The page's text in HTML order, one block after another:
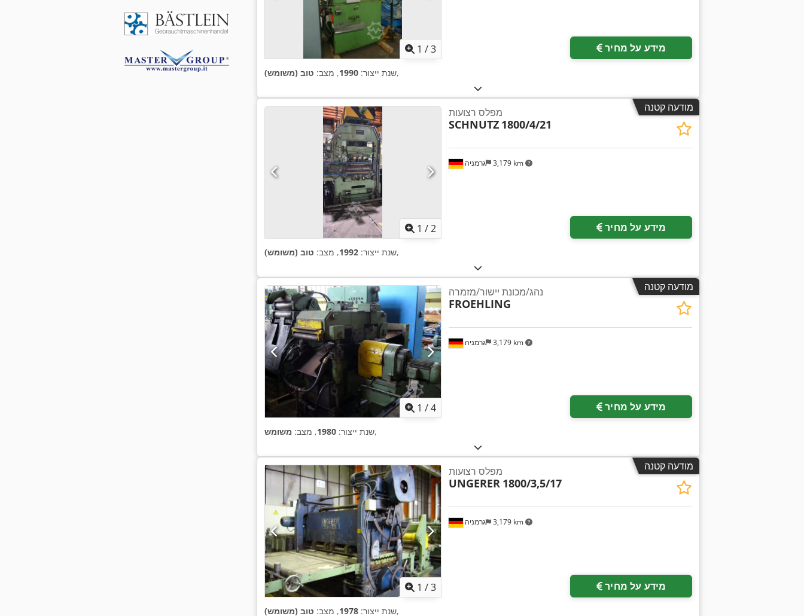
1 /3 מידע על מחיר
שנת ייצור: 1990, מצב: טוב (משומש) ,
מודעה קטנה
1 /2
גרמניה 3,179 km
מפלס רצועות
SCHNUTZ 1800/4/21
מידע על מחיר
שנת ייצור: 1992, מצב: טוב (משומש) ,
מודעה קטנה
1 /4
גרמניה 3,179 km
נהג/מכונת יישור/מזמרה
FROEHLING
מידע על מחיר
שנת ייצור: 1980, מצב: משומש ,
מודעה קטנה
1 /3
גרמניה 3,179 km
מפלס רצועות
UNGERER 1800/3,5/17
מידע על מחיר
שנת ייצור: 1978, מצב: טוב (משומש) ,